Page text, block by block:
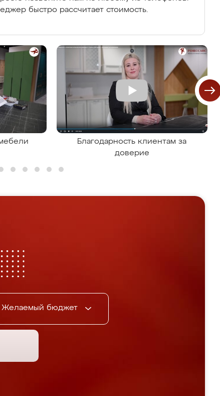
быстро рассчитает стоимость.
Благодарность клиентам за
доверие
Желаемый бюджет